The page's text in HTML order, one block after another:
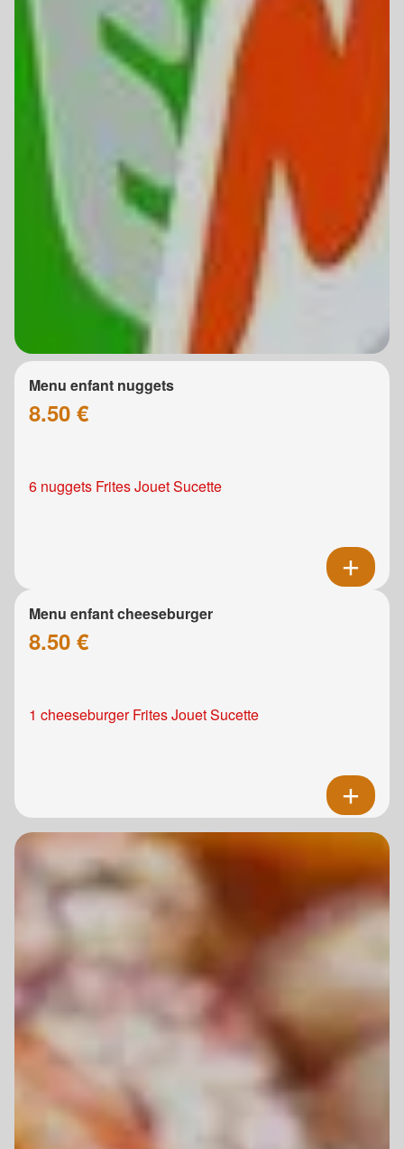
Menu enfant nuggets
8.50 €
6 nuggets Frites Jouet Sucette
Menu enfant cheeseburger
8.50 €
1 cheeseburger Frites Jouet Sucette